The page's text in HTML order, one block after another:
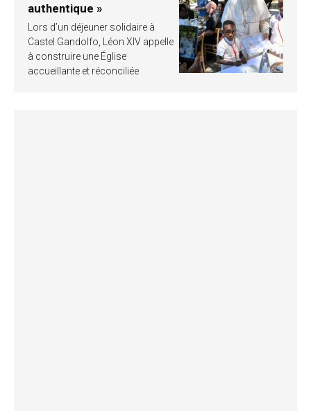
authentique »
Lors d’un déjeuner solidaire à
Castel Gandolfo, Léon XIV appelle
à construire une Église
accueillante et réconciliée